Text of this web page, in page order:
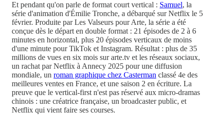
Et pendant qu'on parle de format court vertical : Samuel, la
série d'animation d'Émilie Tronche, a débarqué sur Netflix le 5
février. Produite par Les Valseurs pour Arte, la série a été
conçue dès le départ en double format : 21 épisodes de 2 à 6
minutes en horizontal, plus 20 épisodes verticaux de moins
d'une minute pour TikTok et Instagram. Résultat : plus de 35
millions de vues en six mois sur arte.tv et les réseaux sociaux,
un rachat par Netflix à Annecy 2025 pour une diffusion
mondiale, un roman graphique chez Casterman classé 4e des
meilleures ventes en France, et une saison 2 en écriture. La
preuve que le vertical-first n'est pas réservé aux micro-dramas
chinois : une créatrice française, un broadcaster public, et
Netflix qui vient faire ses courses.